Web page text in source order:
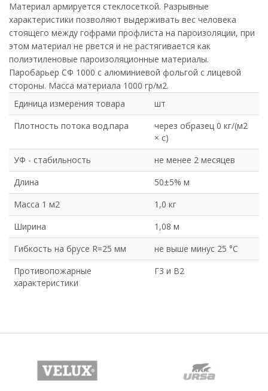
Материал армируется стеклосеткой. Разрывные
характеристики позволяют выдерживать вес человека
стоящего между гофрами профлиста на пароизоляции, при
этом материал не рвется и не растягивается как
полиэтиленовые пароизоляционные материалы.
Паробарьер СФ 1000 с алюминиевой фольгой с лицевой
стороны. Масса материала 1000 гр/м2.
Единица измерения товара
шт
Плотность потока вод.пара
через образец 0 кг/(м2
× с)
УФ - стабильность
не менее 2 месяцев
Длина
50±5% м
Масса 1 м2
1,0 кг
Ширина
1,08 м
Гибкость на брусе R=25 мм
не выше минус 25 °C
Противопожарные
характеристики
Г3 и В2